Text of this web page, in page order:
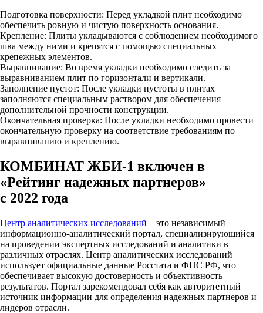
Подготовка поверхности: Перед укладкой плит необходимо
обеспечить ровную и чистую поверхность основания.
Крепление: Плиты укладываются с соблюдением необходимого
шва между ними и крепятся с помощью специальных
крепежных элементов.
Выравнивание: Во время укладки необходимо следить за
выравниванием плит по горизонтали и вертикали.
Заполнение пустот: После укладки пустоты в плитах
заполняются специальным раствором для обеспечения
дополнительной прочности конструкции.
Окончательная проверка: После укладки необходимо провести
окончательную проверку на соответствие требованиям по
выравниванию и креплению.
КОМБИНАТ ЖБИ-1 включен в
«Рейтинг надежных партнеров»
с 2022 года
Центр аналитических исследований – это независимый
информационно-аналитический портал, специализирующийся
на проведении экспертных исследований и аналитики в
различных отраслях. Центр аналитических исследований
использует официальные данные Росстата и ФНС РФ, что
обеспечивает высокую достоверность и объективность
результатов. Портал зарекомендовал себя как авторитетный
источник информации для определения надежных партнеров и
лидеров отрасли.